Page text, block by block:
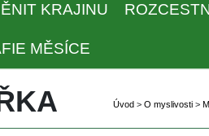
KRAJINU
MĚSÍCE
Úvod > O myslivosti >